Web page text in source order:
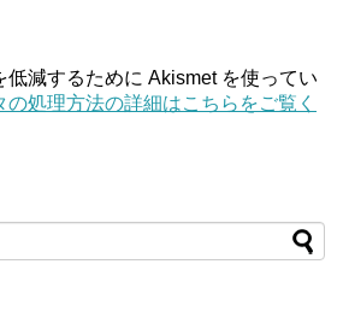
低減するために Akismet を使ってい
の処理方法の詳細はこちらをご覧く